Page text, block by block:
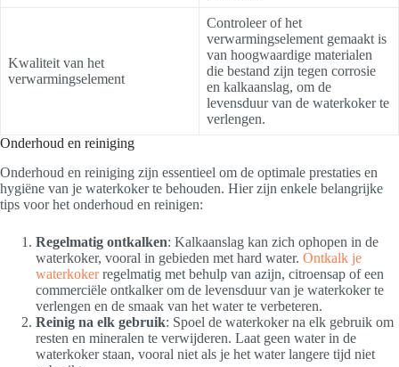
Kwaliteit van het
verwarmingselement
Controleer of het
verwarmingselement gemaakt is
van hoogwaardige materialen
die bestand zijn tegen corrosie
en kalkaanslag, om de
levensduur van de waterkoker te
verlengen.
Onderhoud en reiniging
Onderhoud en reiniging zijn essentieel om de optimale prestaties en
hygiëne van je waterkoker te behouden. Hier zijn enkele belangrijke
tips voor het onderhoud en reinigen:
Regelmatig ontkalken: Kalkaanslag kan zich ophopen in de
waterkoker, vooral in gebieden met hard water. Ontkalk je
waterkokerregelmatig met behulp van azijn, citroensap of een
commerciële ontkalker om de levensduur van je waterkoker te
verlengen en de smaak van het water te verbeteren.
Reinig na elk gebruik: Spoel de waterkoker na elk gebruik om
resten en mineralen te verwijderen. Laat geen water in de
waterkoker staan, vooral niet als je het water langere tijd niet